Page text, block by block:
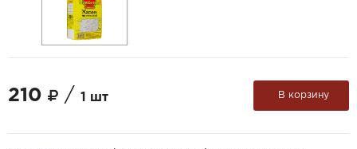
210 / 1 шт В корзину